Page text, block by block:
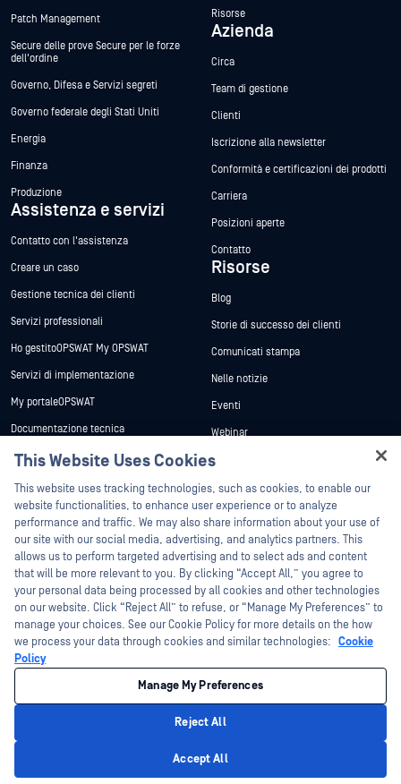
Patch Management
Secure delle prove Secure per le forze
dell'ordine
Governo, Difesa e Servizi segreti
Governo federale degli Stati Uniti
Energia
Finanza
Produzione
Assistenza e servizi
Contatto con l'assistenza
Creare un caso
Gestione tecnica dei clienti
Servizi professionali
Ho gestitoOPSWAT My OPSWAT
Servizi di implementazione
My portaleOPSWAT
Documentazione tecnica
Formazione
Programma sulle vulnerabilità
Partner
Certificazione
Partner tecnologici
Programma partner di canale
Risorse
Azienda
Circa
Team di gestione
Clienti
Iscrizione alla newsletter
Conformità e certificazioni dei prodotti
Carriera
Posizioni aperte
Contatto
Risorse
Blog
Storie di successo dei clienti
Comunicati stampa
Nelle notizie
Eventi
Webinar
Schede tecniche
Libri bianchi
Strumenti gratuiti
©2026 OPSWAT . Tutti i diritti riservati. OPSWAT, MetaDefender, Metascan,
MetaAccess, il OPSWAT , Trust no File. Trust No Device., OPSWAT , Protecting the
World's Critical Infrastructure, Deep CDR™ Technology, InQuest, il logo InQuest, DFI,
RetroHunt, Deep File Inspection e Join the Hunt sono marchi commerciali di
OPSWAT . I marchi commerciali di terzi sono di proprietà dei rispettivi titolari.
Informativa sulla privacy
Gestione delle preferenze sui
cookie
Scelte sulla privacy in California
This Website Uses Cookies
This website uses tracking technologies, such as cookies, to enable our
website functionalities, to enhance user experience or to analyze
performance and traffic. We may also share information about your use of
our site with our social media, advertising, and analytics partners. This
allows us to perform targeted advertising and to select ads and content
that will be more relevant to you. By clicking “Accept All,” you agree to
your personal data being processed by all cookies and other technologies
on our website. Click “Reject All” to refuse, or “Manage My Preferences” to
manage your choices. See our Cookie Policy for more details on the how
we process your data through cookies and similar technologies: Cookie
Policy
Manage My Preferences
Reject All
Accept All
Hey there!
I'm Ozzy, your OPSWAT virtual assistant.
How can I help you secure what's critical
today?